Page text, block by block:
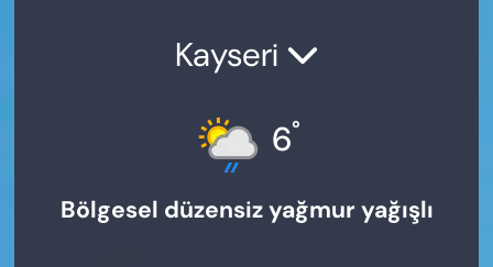
Kayseri
6°
Bölgesel düzensiz yağmur yağışlı